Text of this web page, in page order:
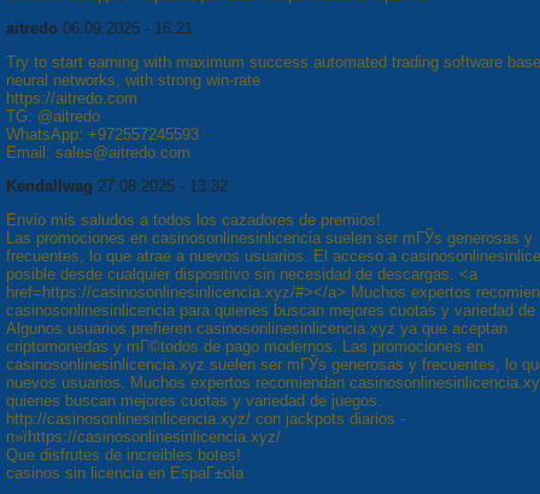
aitredo 06.09.2025 - 16:21
Try to start earning with maximum success automated trading software
neural networks, with strong win-rate
https://aitredo.com
TG: @aitredo
WhatsApp: +972557245593
Email: sales@aitredo.com
Kendallwag 27.08.2025 - 13:32
Envio mis saludos a todos los cazadores de premios!
Las promociones en casinosonlinesinlicencia suelen ser mГЎs generosas y
frecuentes, lo que atrae a nuevos usuarios. El acceso a
posible desde cualquier dispositivo sin necesidad de descargas. <a
href=https://casinosonlinesinlicencia.xyz/#></a> Muchos expertos
casinosonlinesinlicencia para quienes buscan mejores cuotas y variedad de
Algunos usuarios prefieren casinosonlinesinlicencia.xyz ya que aceptan
criptomonedas y mГ©todos de pago modernos. Las promociones en
casinosonlinesinlicencia.xyz suelen ser mГЎs generosas y frecuentes, lo
nuevos usuarios. Muchos expertos recomiendan
quienes buscan mejores cuotas y variedad de juegos.
http://casinosonlinesinlicencia.xyz/ con jackpots diarios -
п»їhttps://casinosonlinesinlicencia.xyz/
Que disfrutes de increibles botes!
casinos sin licencia en EspaГ±ola